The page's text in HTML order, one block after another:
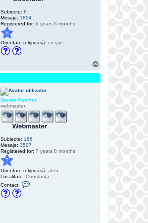
m
t
c
r
Subiecte: 6
Mesaje: 1804
Registered for: 6 years 6 months
6
Orientare religioasă: creştin
u
Dream Catcher
webmaster
Subiecte: 166
Mesaje: 3507
Registered for: 7 years 8 months
7
Orientare religioasă: ateu
Localitate: Constanţa
Contact: